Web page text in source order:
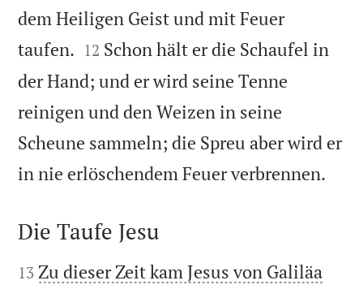
dem Heiligen Geist und mit Feuer
taufen. 

12 Schon hält er die Schaufel in
der Hand; und er wird seine Tenne
reinigen und den Weizen in seine
Scheune sammeln; die Spreu aber wird er
in nie erlöschendem Feuer verbrennen.

Die Taufe Jesu

13 Zu dieser Zeit kam Jesus von Galiläa